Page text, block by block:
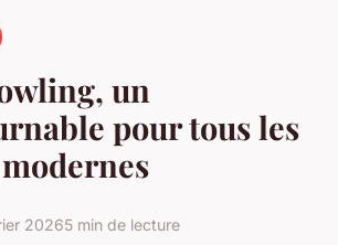
un
pour tous les
20265 min de lecture